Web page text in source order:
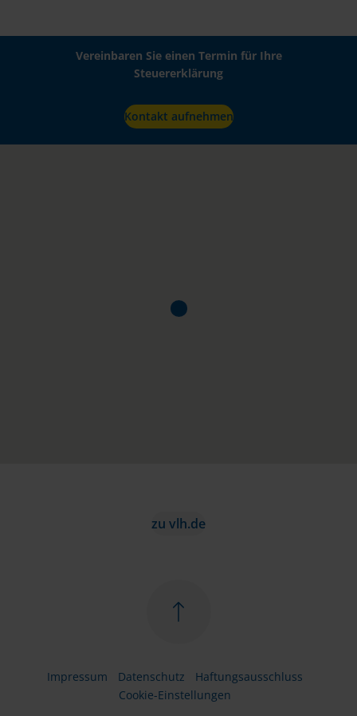
Vereinbaren Sie einen Termin für Ihre
Steuererklärung
Kontakt aufnehmen
zu vlh.de
Impressum Datenschutz
Haftungsausschluss
Cookie-Einstellungen